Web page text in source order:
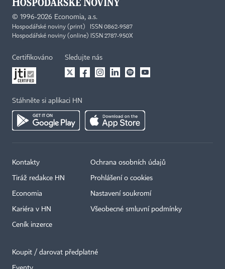
© 1996-2026 Economia, a.s.
Hospodářské noviny (print) ISSN 0862-9587
Hospodářské noviny (online) ISSN 2787-950X
Certifikováno Sledujte nás
Stáhněte si aplikaci HN
Kontakty
Tiráž redakce HN
Economia
Kariéra v HN
Ceník inzerce
Ochrana osobních údajů
Prohlášení o cookies
Nastavení soukromí
Všeobecné smluvní podmínky
Koupit / darovat předplatné